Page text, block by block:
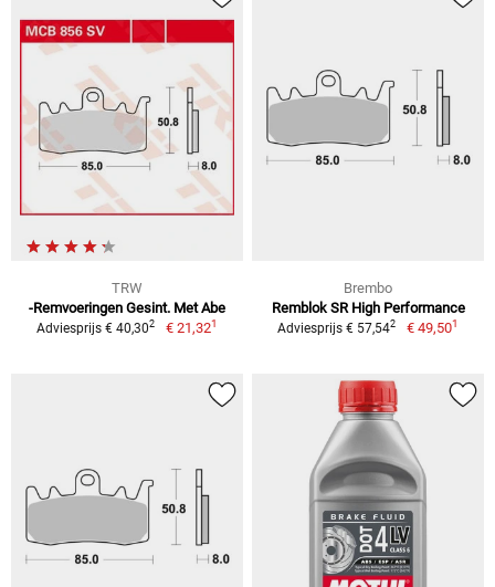
TRW
-Remvoeringen Gesint. Met Abe
Adviesprijs € 40,302 € 21,321
Brembo
Remblok SR High Performance
Adviesprijs € 57,542 € 49,501